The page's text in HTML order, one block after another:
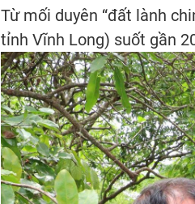
Từ mối duyên “đất lành
tỉnh Vĩnh Long) suốt gần